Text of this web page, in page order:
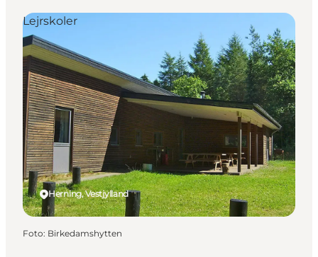
Kunstlandet
Se og oplev
Find vej
Sov godt
Book overnatning
Herning, Vestjylland
Lejrskoler
Foto: Birkedamshytten